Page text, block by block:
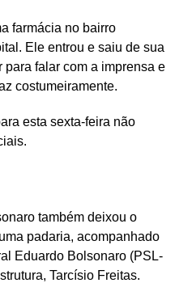
farmácia no bairro
Ele entrou e saiu de sua
falar com a imprensa e
costumeiramente.
esta sexta-feira não
também deixou o
padaria, acompanhado
Eduardo Bolsonaro (PSL-
Tarcísio Freitas.